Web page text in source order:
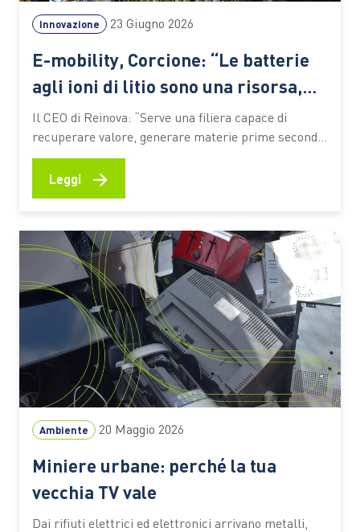
Innovazione 23 Giugno 2026
E-mobility, Corcione: “Le batterie
agli ioni di litio sono una risorsa,
non un rifiuto”
Il CEO di Reinova: “Serve una filiera capace di
recuperare valore, generare materie prime seconde
e preparare il Paese alle sfide della transizione
energetica. Le competenze saranno il fattore
automotive e pone nuove sfide lungo l’intero ciclo di
vita dei veicoli.…
Leggi →
Ambiente 20 Maggio 2026
Miniere urbane: perché la tua
vecchia TV vale
Dai rifiuti elettrici ed elettronici arrivano metalli,